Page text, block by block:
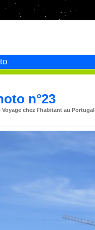
n°23
Voyage chez l'habitant au Portugal